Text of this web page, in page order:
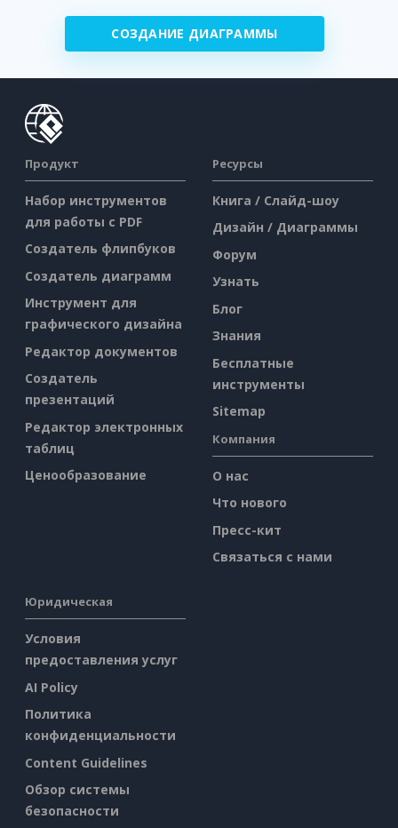
СОЗДАНИЕ ДИАГРАММЫ
Продукт
Набор инструментов
для работы с PDF
Создатель флипбуков
Создатель диаграмм
Инструмент для
графического дизайна
Редактор документов
Создатель
презентаций
Редактор электронных
таблиц
Ценообразование
Ресурсы
Книга / Слайд-шоу
Дизайн / Диаграммы
Форум
Узнать
Блог
Знания
Бесплатные
инструменты
Sitemap
Компания
О нас
Что нового
Пресс-кит
Связаться с нами
Юридическая
Условия
предоставления услуг
AI Policy
Политика
конфиденциальности
Content Guidelines
Обзор системы
безопасности